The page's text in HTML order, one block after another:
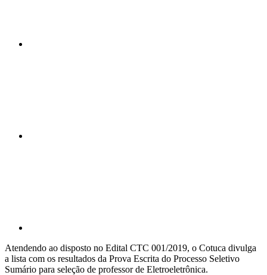
Atendendo ao disposto no Edital CTC 001/2019, o Cotuca divulga
a lista com os resultados da Prova Escrita do Processo Seletivo
Sumário para seleção de professor de Eletroeletrônica.